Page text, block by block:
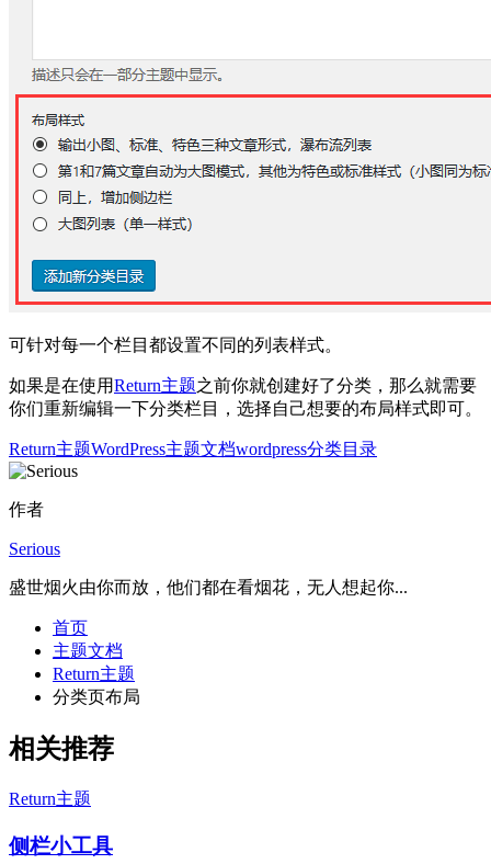
可针对每一个栏目都设置不同的列表样式。
如果是在使用Return主题之前你就创建好了分类，那么就需要
你们重新编辑一下分类栏目，选择自己想要的布局样式即可。
Return主题WordPress主题文档wordpress分类目录
作者
Serious
盛世烟火由你而放，他们都在看烟花，无人想起你...
首页
主题文档
Return主题
分类页布局
相关推荐
Return主题
侧栏小工具